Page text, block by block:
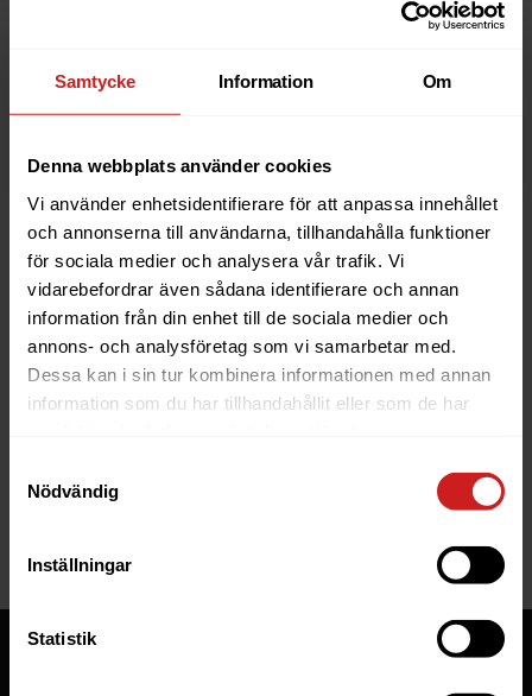
Samtycke Information Om
Denna webbplats använder cookies
Vi använder enhetsidentifierare för att anpassa innehållet
och annonserna till användarna, tillhandahålla funktioner
för sociala medier och analysera vår trafik. Vi
vidarebefordrar även sådana identifierare och annan
information från din enhet till de sociala medier och
annons- och analysföretag som vi samarbetar med.
Dessa kan i sin tur kombinera informationen med annan
information som du har tillhandahållit eller som de har
Nödvändig
Inställningar
Statistik
Är du ägare till hemsidan eller domännamnet så har
anledningarna till varför en hemsida är spärrad.
Läs mer
The website you were trying to
reach has been suspended
If you are the owner of this website or domain please
read
website to be suspended.